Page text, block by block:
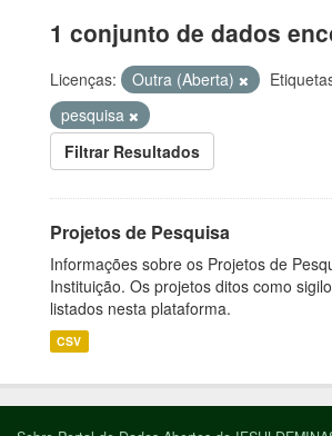
1 conjunto de dados
Licenças: Outra (Aberta)
pesquisa
Filtrar Resultados
Projetos de Pesquisa
Informações sobre os Projetos de
Instituição. Os projetos ditos como
listados nesta plataforma.
CSV